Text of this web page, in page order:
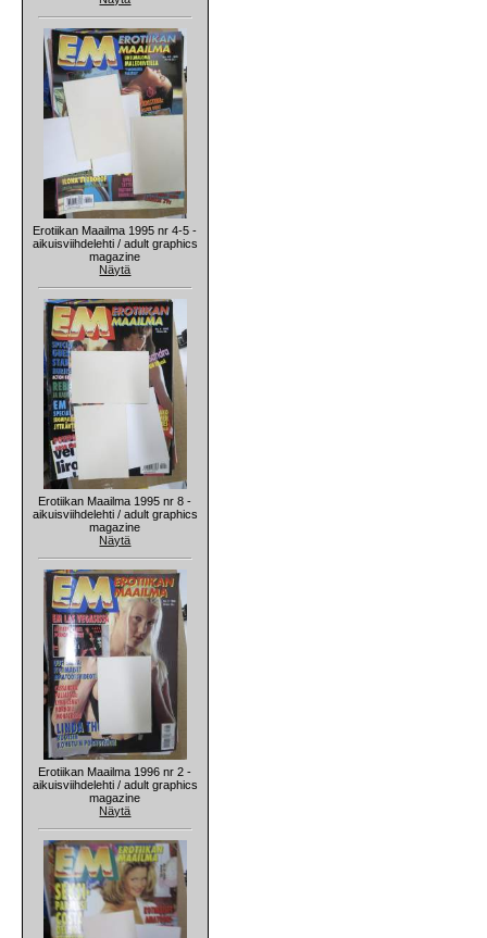
Erotiikan Maailma 1995 nr 4-5 -
aikuisviihdelehti / adult graphics
magazine
Näytä
Erotiikan Maailma 1995 nr 8 -
aikuisviihdelehti / adult graphics
magazine
Näytä
Erotiikan Maailma 1996 nr 2 -
aikuisviihdelehti / adult graphics
magazine
Näytä